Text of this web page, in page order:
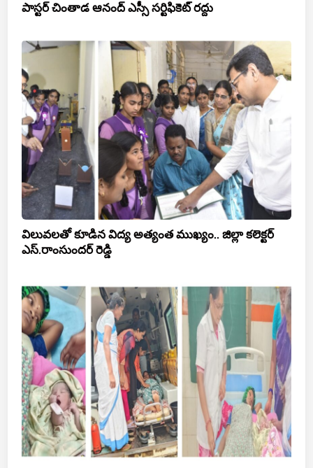
పాస్టర్ చింతాడ ఆనంద్ ఎస్సీ సర్టిఫికెట్ రద్దు
విలువలతో కూడిన విద్య అత్యంత ముఖ్యం.. జిల్లా కలెక్టర్
ఎస్.రాంసుందర్ రెడ్డి